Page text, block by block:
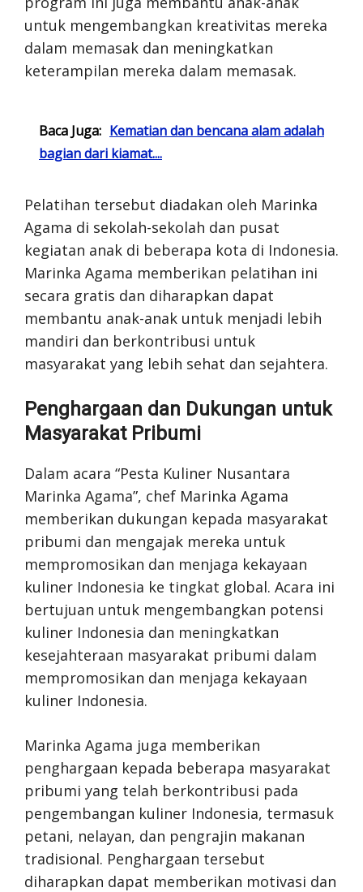
untuk mengembangkan kreativitas mereka
dalam memasak dan meningkatkan
keterampilan mereka dalam memasak.
Baca Juga: Kematian dan bencana alam adalah
bagian dari kiamat....
Pelatihan tersebut diadakan oleh Marinka
Agama di sekolah-sekolah dan pusat
kegiatan anak di beberapa kota di Indonesia.
Marinka Agama memberikan pelatihan ini
secara gratis dan diharapkan dapat
membantu anak-anak untuk menjadi lebih
mandiri dan berkontribusi untuk
masyarakat yang lebih sehat dan sejahtera.
Penghargaan dan Dukungan untuk
Masyarakat Pribumi
Dalam acara “Pesta Kuliner Nusantara
Marinka Agama”, chef Marinka Agama
memberikan dukungan kepada masyarakat
pribumi dan mengajak mereka untuk
mempromosikan dan menjaga kekayaan
kuliner Indonesia ke tingkat global. Acara ini
bertujuan untuk mengembangkan potensi
kuliner Indonesia dan meningkatkan
kesejahteraan masyarakat pribumi dalam
mempromosikan dan menjaga kekayaan
kuliner Indonesia.
Marinka Agama juga memberikan
penghargaan kepada beberapa masyarakat
pribumi yang telah berkontribusi pada
pengembangan kuliner Indonesia, termasuk
petani, nelayan, dan pengrajin makanan
tradisional. Penghargaan tersebut
diharapkan dapat memberikan motivasi dan